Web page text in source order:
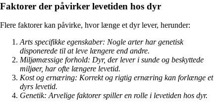
Faktorer der påvirker levetiden hos dyr
Flere faktorer kan påvirke, hvor længe et dyr lever, herunder:
Arts specifikke egenskaber: Nogle arter har genetisk
disponerede til at leve længere end andre.
Miljømæssige forhold: Dyr, der lever i sunde og beskyttede
miljøer, har ofte længere levetid.
Kost og ernæring: Korrekt og rigtig ernæring kan forlænge et
dyrs levetid.
Genetik: Arvelige faktorer spiller en rolle i levetiden hos dyr.